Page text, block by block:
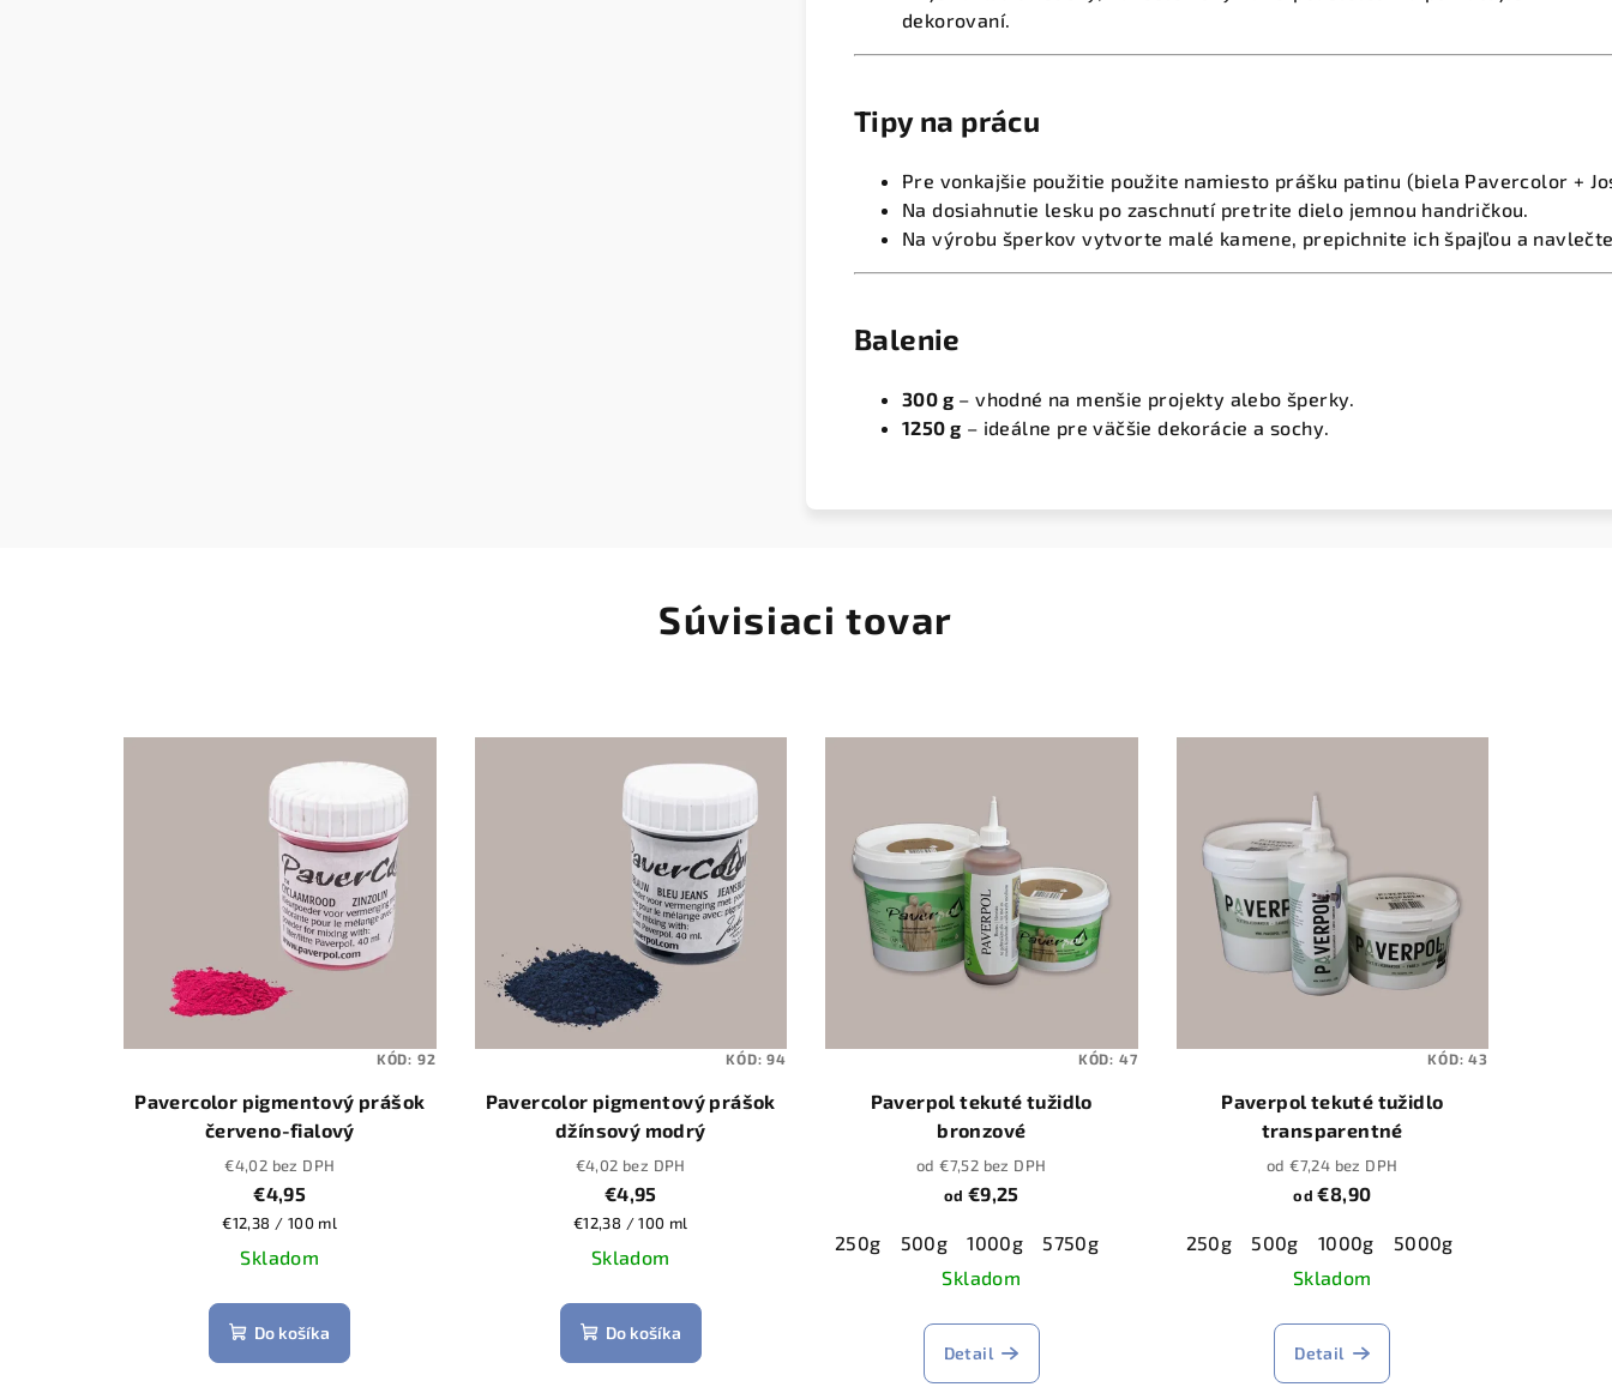
dekorovaní.
Tipy na prácu
Pre vonkajšie použitie použite namiesto prášku patinu (biela Pavercolor +
Na dosiahnutie lesku po zaschnutí pretrite dielo jemnou handričkou.
Na výrobu šperkov vytvorte malé kamene, prepichnite ich špajľou a
Balenie
300 g – vhodné na menšie projekty alebo šperky.
1250 g – ideálne pre väčšie dekorácie a sochy.
Súvisiaci tovar
Pavercolor pigmentový prášok
červeno-fialový
€4,02 bez DPH
€4,95
Jednotková
cena:
€12,38 / 100 ml
Skladom
Do košíka
KÓD: 92
Pavercolor pigmentový prášok
džínsový modrý
€4,02 bez DPH
€4,95
Jednotková
cena:
€12,38 / 100 ml
Skladom
Do košíka
KÓD:94
Paverpol tekuté tužidlo
bronzové
od €7,52 bez DPH
od €9,25
250g 500g 1000g
5750g
Skladom
Detail
KÓD: 47
Paverpol tekuté tužidlo
transparentné
od €7,24 bez DPH
od €8,90
250g 500g 1000g
5000g
Skladom
Detail
KÓD:43